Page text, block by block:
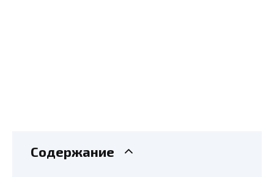
Содержание